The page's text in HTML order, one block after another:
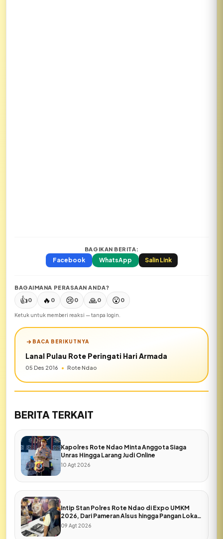
BAGIKAN BERITA:
Facebook WhatsApp Salin Link
BAGAIMANA PERASAAN ANDA?
👍0 🔥 0 😢0 🙏0 😮0
Ketuk untuk memberi reaksi — tanpa login.
BACA BERIKUTNYA
Lanal Pulau Rote Peringati Hari Armada
05 Des 2016 • Rote Ndao
BERITA TERKAIT
Kapolres Rote Ndao Minta Anggota Siaga
Unras Hingga Larang Judi Online
10 Agt 2026
Intip Stan Polres Rote Ndao di Expo UMKM
2026, Dari Pameran Alsus hingga Pangan Lokal
Bhayangkari
09 Agt 2026